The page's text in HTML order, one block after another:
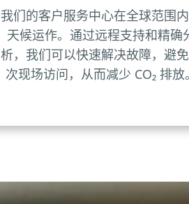
我们的客户服务中心在全球范围
天候运作。通过远程支持和精确
析，我们可以快速解决故障，避
次现场访问，从而减少 CO₂ 排放。